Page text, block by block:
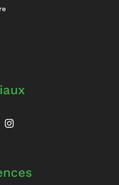
Instagram